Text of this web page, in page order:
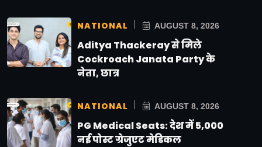
NATIONAL AUGUST 8, 2026
Aditya Thackeray से मिले
Cockroach Janata Party के
नेता, छात्र
NATIONAL AUGUST 8, 2026
PG Medical Seats: देश में 5,000
नई पोस्ट ग्रेजुएट मेडिकल